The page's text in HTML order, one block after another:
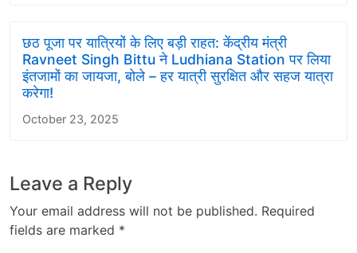
छठ पूजा पर यात्रियों के लिए बड़ी राहत: केंद्रीय मंत्री
Ravneet Singh Bittu ने Ludhiana Station पर लिया
इंतजामों का जायजा, बोले – हर यात्री सुरक्षित और सहज यात्रा
करेगा!
October 23, 2025
Leave a Reply
Your email address will not be published. Required
fields are marked *